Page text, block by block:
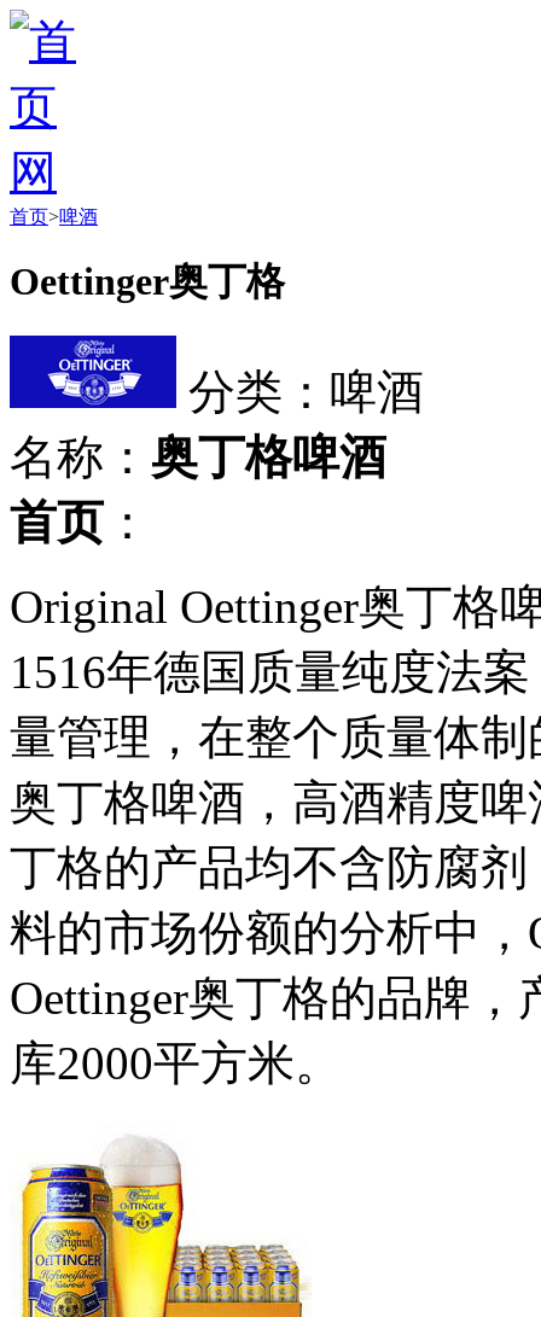
首页>啤酒
Oettinger奥丁格
分类：啤酒
名称： 奥丁格啤酒
首页 ：
Original Oettinger奥丁格
1516年德国质量纯度法
量管理，在整个质量体
奥丁格啤酒，高酒精度
丁格的产品均不含防腐
料的市场份额的分析中
Oettinger奥丁格的品牌
库2000平方米。